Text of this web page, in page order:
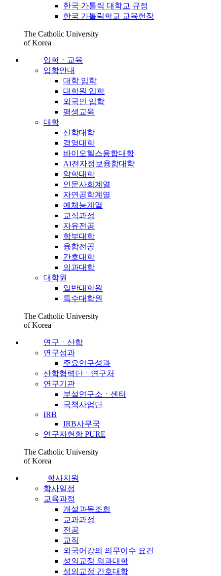
한국 가톨릭 대학교 규정
한국 가톨릭학교 교육헌장
The Catholic University
of Korea
입학ㆍ교육
입학안내
대학 입학
대학원 입학
외국인 입학
평생교육
대학
신학대학
경영대학
바이오헬스융합대학
AI전자정보융합대학
약학대학
인문사회계열
자연공학계열
예체능계열
교직과정
자유전공
학부대학
융합전공
간호대학
의과대학
대학원
일반대학원
특수대학원
The Catholic University
of Korea
연구ㆍ산학
연구성과
주요연구성과
산학협력단ㆍ연구처
연구기관
부설연구소ㆍ센터
국책사업단
IRB
IRB사무국
연구자현황 PURE
The Catholic University
of Korea
학사지원
학사일정
교육과정
개설과목조회
교과과정
전공
교직
외국어강의 의무이수 요건
성의교정 의과대학
성의교정 간호대학